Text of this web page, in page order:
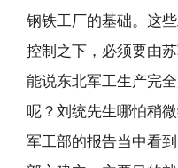
钢铁工厂的基础。这
控制之下，必须要由
能说东北军工生产完
呢？刘统先生哪怕稍
军工部的报告当中看